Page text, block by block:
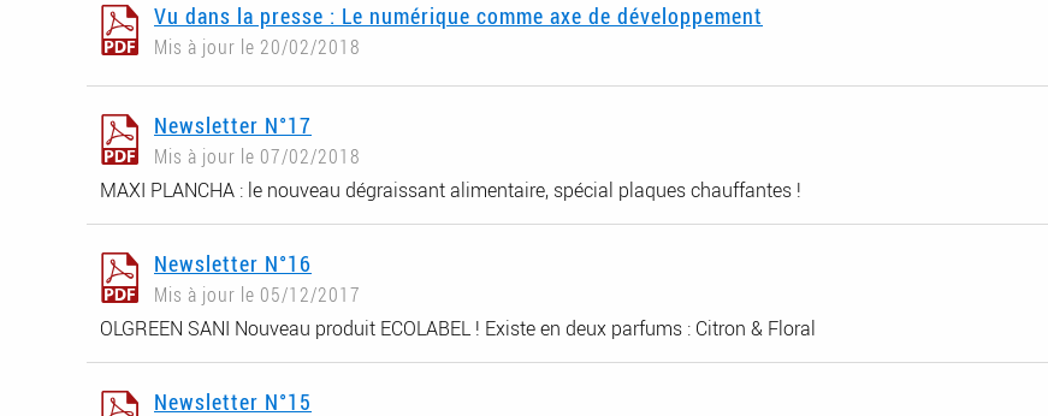
Vu dans la presse : Le numérique comme axe de développement
Mis à jour le 20/02/2018
Newsletter N°17
Mis à jour le 07/02/2018
MAXI PLANCHA : le nouveau dégraissant alimentaire, spécial plaques chauffantes !
Newsletter N°16
Mis à jour le 05/12/2017
OLGREEN SANI Nouveau produit ECOLABEL ! Existe en deux parfums : Citron & Floral
Newsletter N°15